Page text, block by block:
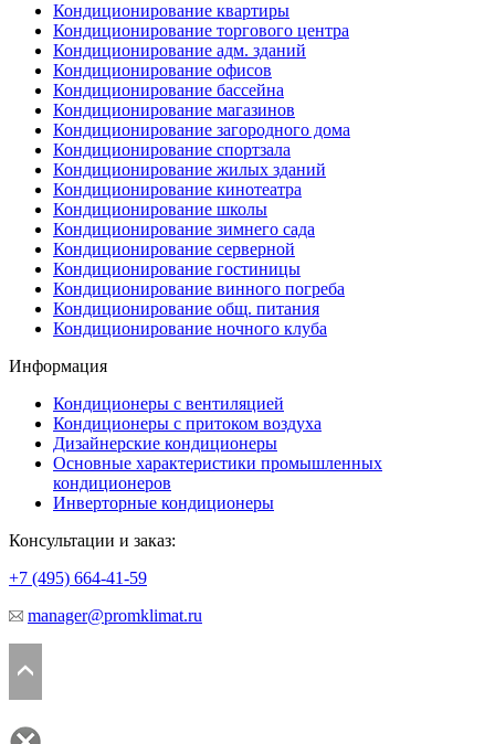
Кондиционирование квартиры
Кондиционирование торгового центра
Кондиционирование адм. зданий
Кондиционирование офисов
Кондиционирование бассейна
Кондиционирование магазинов
Кондиционирование загородного дома
Кондиционирование спортзала
Кондиционирование жилых зданий
Кондиционирование кинотеатра
Кондиционирование школы
Кондиционирование зимнего сада
Кондиционирование серверной
Кондиционирование гостиницы
Кондиционирование винного погреба
Кондиционирование общ. питания
Кондиционирование ночного клуба
Информация
Кондиционеры с вентиляцией
Кондиционеры с притоком воздуха
Дизайнерские кондиционеры
Основные характеристики промышленных
кондиционеров
Инверторные кондиционеры
Консультации и заказ:
+7 (495) 664-41-59
manager@promklimat.ru